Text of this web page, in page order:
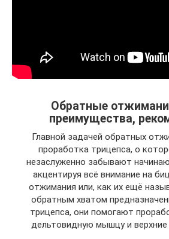
Обратные
преимущества,
Главной задачей обратных
проработка трицепса, о
незаслуженно забывают
акцентируя всё внимание на
отжимания или, как их ещё
обратным хватом
трицепса, они помогают
дельтовидную мышцу и